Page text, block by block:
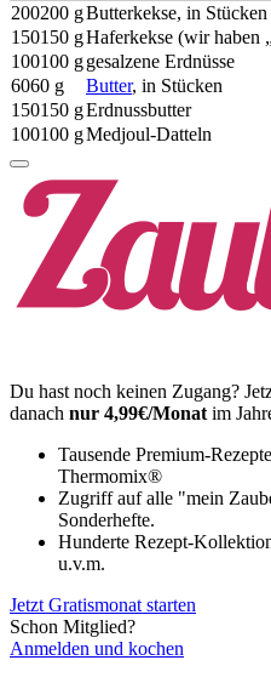
200200 gButterkekse, in Stücken
150150 gHaferkekse (wir haben
100100 ggesalzene Erdnüsse
6060 g Butter, in Stücken
150150 gErdnussbutter
100100 gMedjoul-Datteln
Du hast noch keinen Zugang?
danach nur 4,99€/Monat im
Tausende Premium-
Thermomix®
Zugriff auf alle "mein
Sonderhefte.
Hunderte Rezept-
u.v.m.
Jetzt Gratismonat starten
Schon Mitglied?
Anmelden und kochen